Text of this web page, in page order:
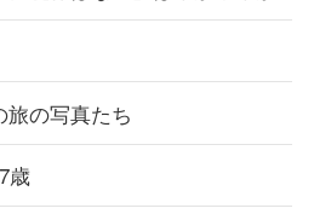
の写真たち
歳